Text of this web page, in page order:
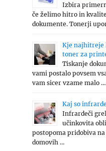
Izbira
če želimo hitro in
dokumente. Tonerji
Kje najhitreje
toner za
Tiskanje
vami postalo povsem
vam sicer vzame malo …
Kaj so
Infrardeči
učinkovita
postopoma pridobiva
domovih …